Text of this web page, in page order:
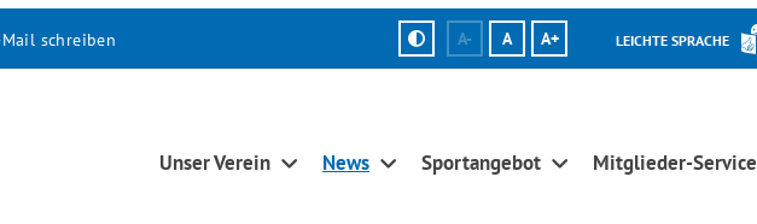
schreiben A- A A+ LEICHTE SPRACHE
Unser Verein News Sportangebot Mitglieder-Service